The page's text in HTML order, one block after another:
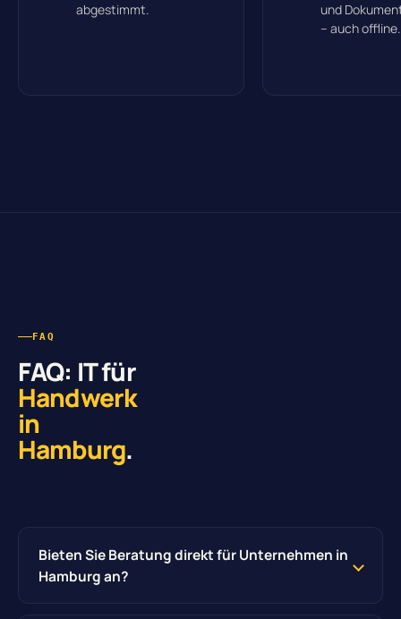
abgestimmt.
und
– auch offline.
FAQ
FAQ: IT für
Handwerk
in
Hamburg.
Bieten Sie Beratung direkt für Unternehmen in
Hamburg an?